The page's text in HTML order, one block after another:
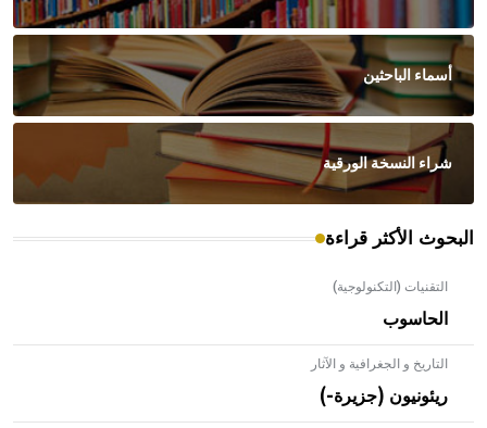
أسماء الباحثين
شراء النسخة الورقية
البحوث الأكثر قراءة
التقنيات (التكنولوجية)
الحاسوب
التاريخ و الجغرافية و الآثار
ريئونيون (جزيرة-)